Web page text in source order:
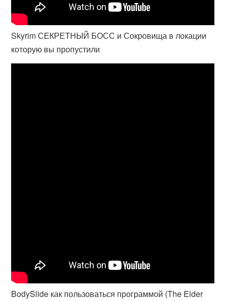
Skyrim СЕКРЕТНЫЙ БОСС и Сокровища в локации
которую вы пропустили
BodySlide как пользоваться программой (The Elder